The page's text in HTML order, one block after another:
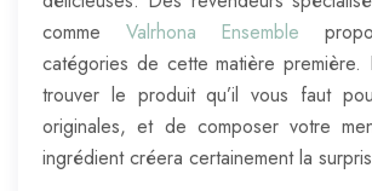
comme Valrhona Ensemble
catégories de cette matière première.
trouver le produit qu’il vous faut
originales, et de composer votre
ingrédient créera certainement la